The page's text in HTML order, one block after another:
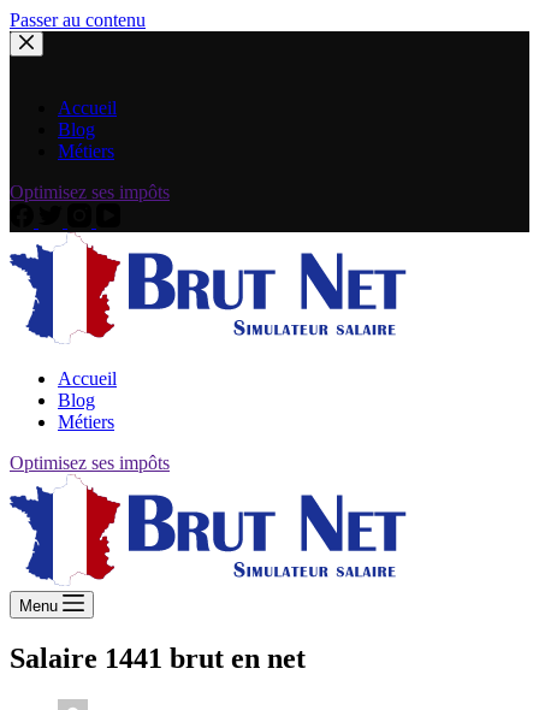
Passer au contenu
Accueil
Blog
Métiers
Optimisez ses impôts
Accueil
Blog
Métiers
Optimisez ses impôts
Menu
Salaire 1441 brut en net